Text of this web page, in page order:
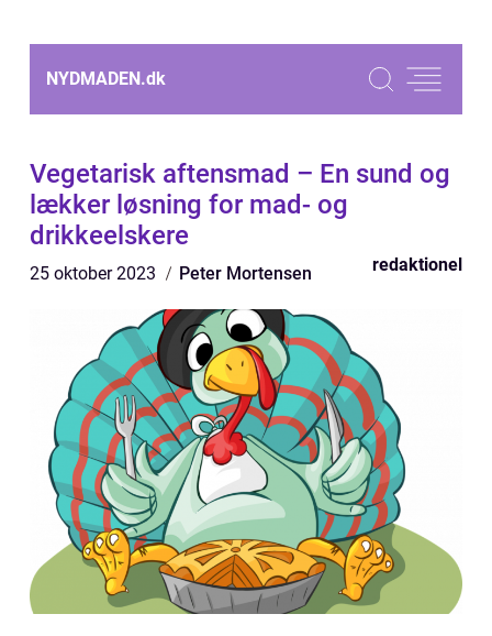
NYDMADEN.dk
Vegetarisk aftensmad – En sund og
lækker løsning for mad- og
drikkeelskere
25 oktober 2023 Peter Mortensen redaktionel